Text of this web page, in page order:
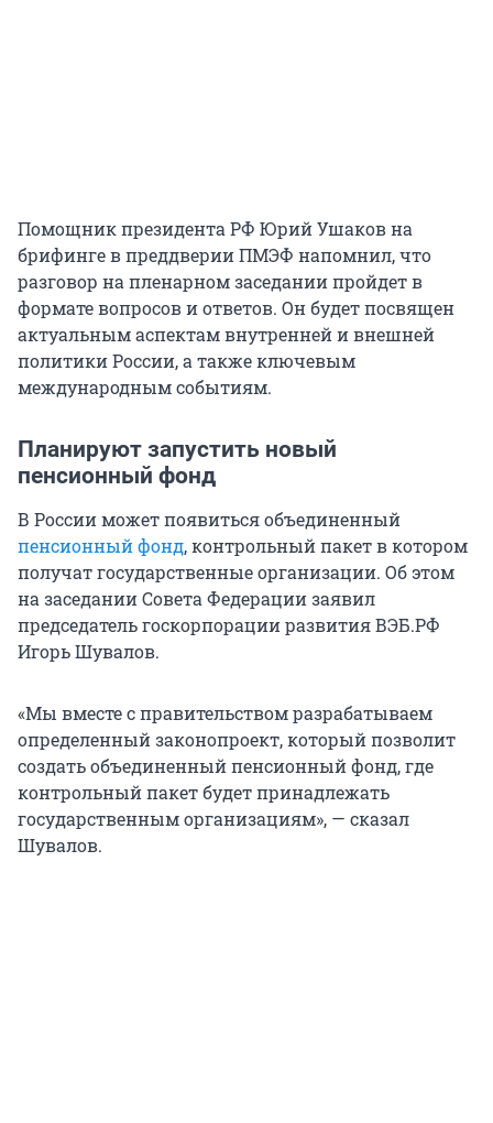
Помощник президента РФ Юрий Ушаков на
брифинге в преддверии ПМЭФ напомнил, что
разговор на пленарном заседании пройдет в
формате вопросов и ответов. Он будет посвящен
актуальным аспектам внутренней и внешней
политики России, а также ключевым
международным событиям.
Планируют запустить новый
пенсионный фонд
В России может появиться объединенный
пенсионный фонд, контрольный пакет в котором
получат государственные организации. Об этом
на заседании Совета Федерации заявил
председатель госкорпорации развития ВЭБ.РФ
Игорь Шувалов.
«Мы вместе с правительством разрабатываем
определенный законопроект, который позволит
создать объединенный пенсионный фонд, где
контрольный пакет будет принадлежать
государственным организациям», — сказал
Шувалов.